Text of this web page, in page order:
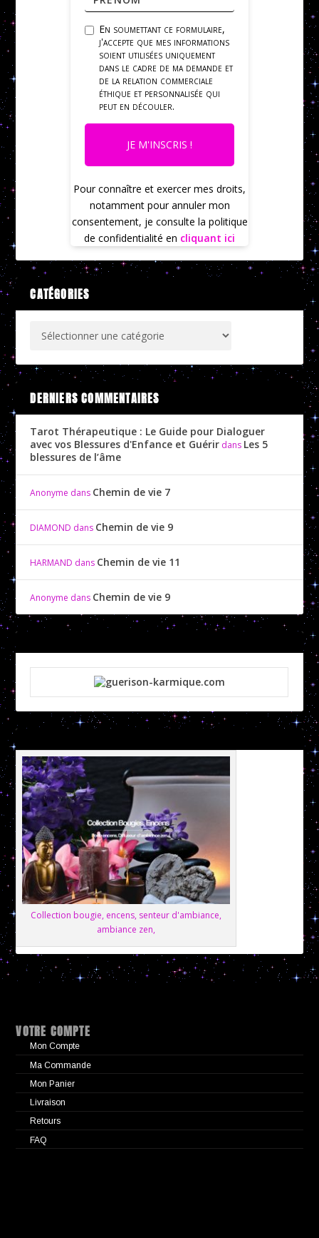
En soumettant ce formulaire,
j'accepte que mes informations
soient utilisées uniquement
dans le cadre de ma demande et
de la relation commerciale
éthique et personnalisée qui
peut en découler.
JE M'INSCRIS !
Pour connaître et exercer mes droits,
notamment pour annuler mon
consentement, je consulte la politique
de confidentialité en cliquant ici
CATÉGORIES
DERNIERS COMMENTAIRES
Tarot Thérapeutique : Le Guide pour Dialoguer
avec vos Blessures d'Enfance et Guérir dans Les 5
blessures de l’âme
Anonyme dans Chemin de vie 7
DIAMOND dans Chemin de vie 9
HARMAND dans Chemin de vie 11
Anonyme dans Chemin de vie 9
Collection bougie, encens, senteur d'ambiance,
ambiance zen,
VOTRE COMPTE
Mon Compte
Ma Commande
Mon Panier
Livraison
Retours
FAQ